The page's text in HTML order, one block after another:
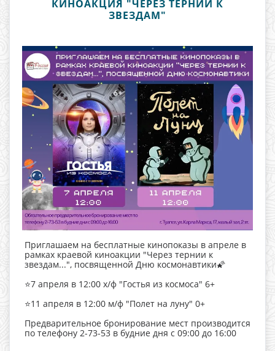
КИНОАКЦИЯ "ЧЕРЕЗ ТЕРНИИ К
ЗВЕЗДАМ"
Приглашаем на бесплатные кинопоказы в апреле в
рамках краевой киноакции "Через тернии к
звездам...", посвященной Дню космонавтики🌠
⭐️7 апреля в 12:00 х/ф "Гостья из космоса" 6+
⭐️11 апреля в 12:00 м/ф "Полет на луну" 0+
Предварительное бронирование мест производится
по телефону 2-73-53 в будние дня с 09:00 до 16:00